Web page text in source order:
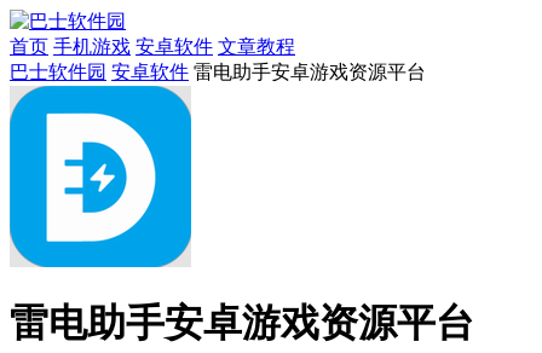
首页 手机游戏 安卓软件 文章教程
巴士软件园 安卓软件 雷电助手安卓游戏资源平台
雷电助手安卓游戏资源平台